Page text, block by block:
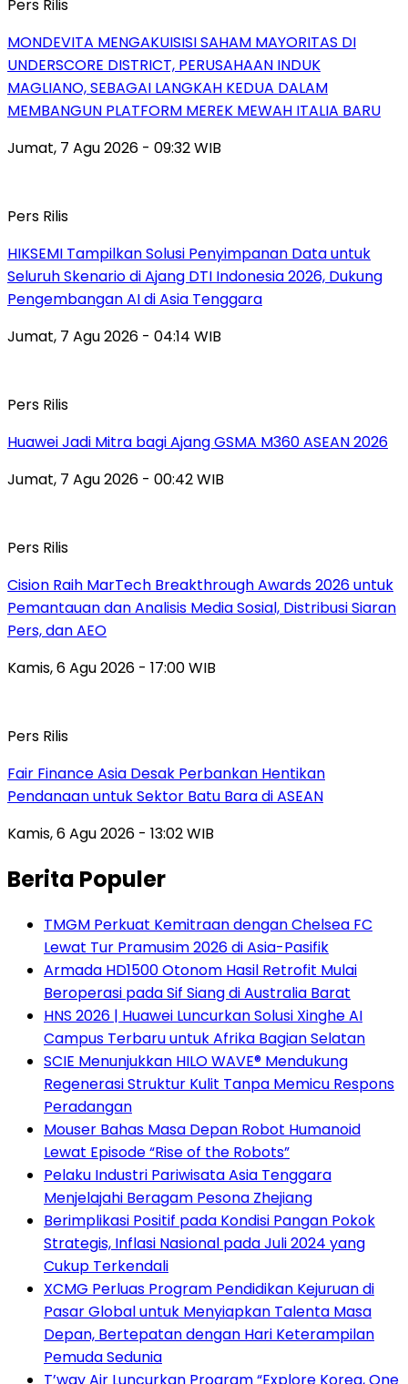
Pers Rilis
MONDEVITA MENGAKUISISI SAHAM MAYORITAS DI
UNDERSCORE DISTRICT, PERUSAHAAN INDUK
MAGLIANO, SEBAGAI LANGKAH KEDUA DALAM
MEMBANGUN PLATFORM MEREK MEWAH ITALIA BARU
Jumat, 7 Agu 2026 - 09:32 WIB
Pers Rilis
HIKSEMI Tampilkan Solusi Penyimpanan Data untuk
Seluruh Skenario di Ajang DTI Indonesia 2026, Dukung
Pengembangan AI di Asia Tenggara
Jumat, 7 Agu 2026 - 04:14 WIB
Pers Rilis
Huawei Jadi Mitra bagi Ajang GSMA M360 ASEAN 2026
Jumat, 7 Agu 2026 - 00:42 WIB
Pers Rilis
Cision Raih MarTech Breakthrough Awards 2026 untuk
Pemantauan dan Analisis Media Sosial, Distribusi Siaran
Pers, dan AEO
Kamis, 6 Agu 2026 - 17:00 WIB
Pers Rilis
Fair Finance Asia Desak Perbankan Hentikan
Pendanaan untuk Sektor Batu Bara di ASEAN
Kamis, 6 Agu 2026 - 13:02 WIB
Berita Populer
TMGM Perkuat Kemitraan dengan Chelsea FC
Lewat Tur Pramusim 2026 di Asia-Pasifik
Armada HD1500 Otonom Hasil Retrofit Mulai
Beroperasi pada Sif Siang di Australia Barat
HNS 2026 | Huawei Luncurkan Solusi Xinghe AI
Campus Terbaru untuk Afrika Bagian Selatan
SCIE Menunjukkan HILO WAVE® Mendukung
Regenerasi Struktur Kulit Tanpa Memicu Respons
Peradangan
Mouser Bahas Masa Depan Robot Humanoid
Lewat Episode “Rise of the Robots”
Pelaku Industri Pariwisata Asia Tenggara
Menjelajahi Beragam Pesona Zhejiang
Berimplikasi Positif pada Kondisi Pangan Pokok
Strategis, Inflasi Nasional pada Juli 2024 yang
Cukup Terkendali
XCMG Perluas Program Pendidikan Kejuruan di
Pasar Global untuk Menyiapkan Talenta Masa
Depan, Bertepatan dengan Hari Keterampilan
Pemuda Sedunia
T’way Air Luncurkan Program “Explore Korea, One